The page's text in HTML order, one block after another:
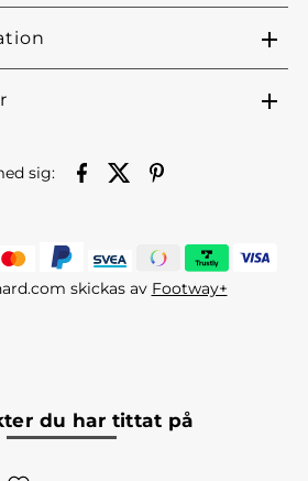
sig:
skickas av Footway+
du har tittat på